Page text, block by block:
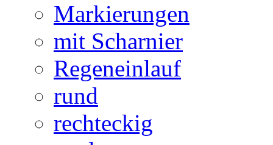
Markierungen
mit Scharnier
Regeneinlauf
rund
rechteckig